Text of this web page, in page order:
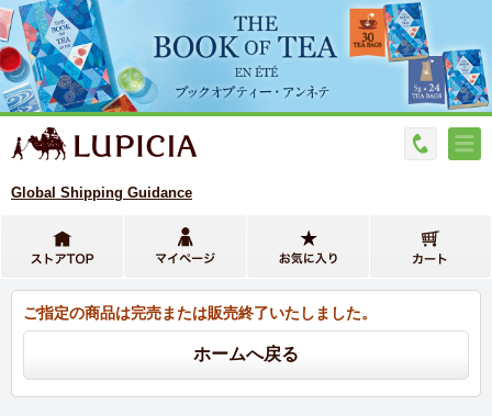
Global Shipping Guidance
ご指定の商品は完売または販売終了いたしました。